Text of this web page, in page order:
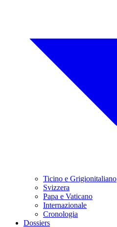
Ticino e Grigionitaliano
Svizzera
Papa e Vaticano
Internazionale
Cronologia
Dossiers